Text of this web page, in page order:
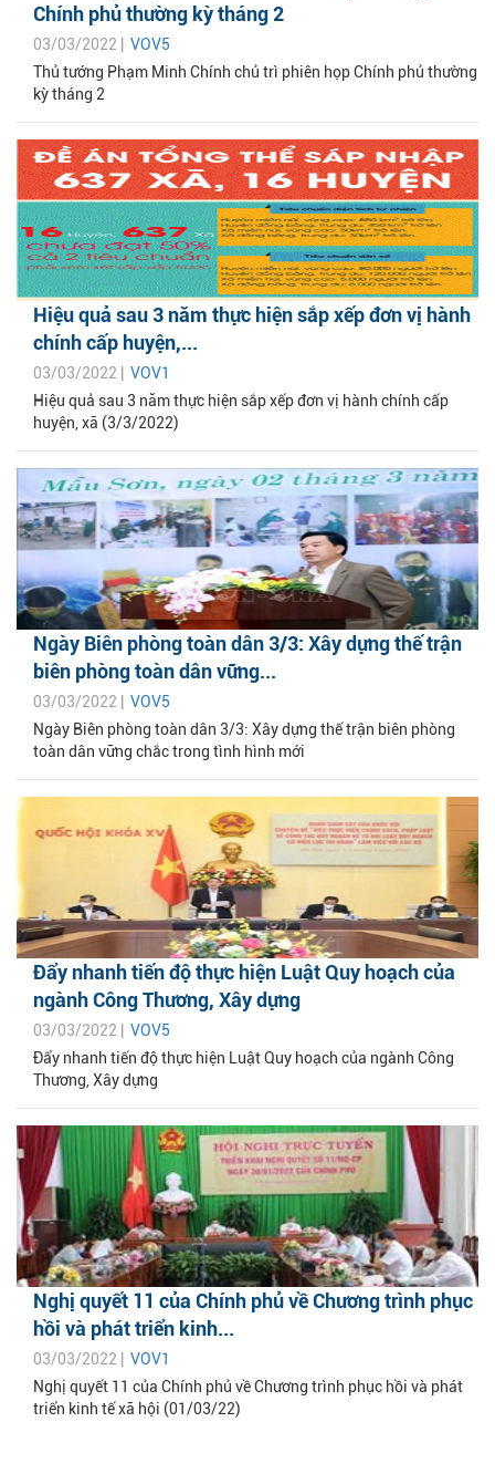
Chính phủ thường kỳ tháng 2
03/03/2022 | VOV5
Thủ tướng Phạm Minh Chính chủ trì phiên họp Chính phủ thường
kỳ tháng 2
Hiệu quả sau 3 năm thực hiện sắp xếp đơn vị hành
chính cấp huyện,...
03/03/2022 | VOV1
Hiệu quả sau 3 năm thực hiện sắp xếp đơn vị hành chính cấp
huyện, xã (3/3/2022)
Ngày Biên phòng toàn dân 3/3: Xây dựng thế trận
biên phòng toàn dân vững...
03/03/2022 | VOV5
Ngày Biên phòng toàn dân 3/3: Xây dựng thế trận biên phòng
toàn dân vững chắc trong tình hình mới
Đẩy nhanh tiến độ thực hiện Luật Quy hoạch của
ngành Công Thương, Xây dựng
03/03/2022 | VOV5
Đẩy nhanh tiến độ thực hiện Luật Quy hoạch của ngành Công
Thương, Xây dựng
Nghị quyết 11 của Chính phủ về Chương trình phục
hồi và phát triển kinh...
03/03/2022 | VOV1
Nghị quyết 11 của Chính phủ về Chương trình phục hồi và phát
triển kinh tế xã hội (01/03/22)